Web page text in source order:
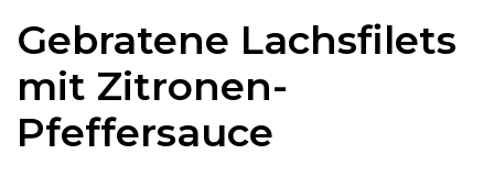
Gebratene Lachsfilets
mit Zitronen-
Pfeffersauce